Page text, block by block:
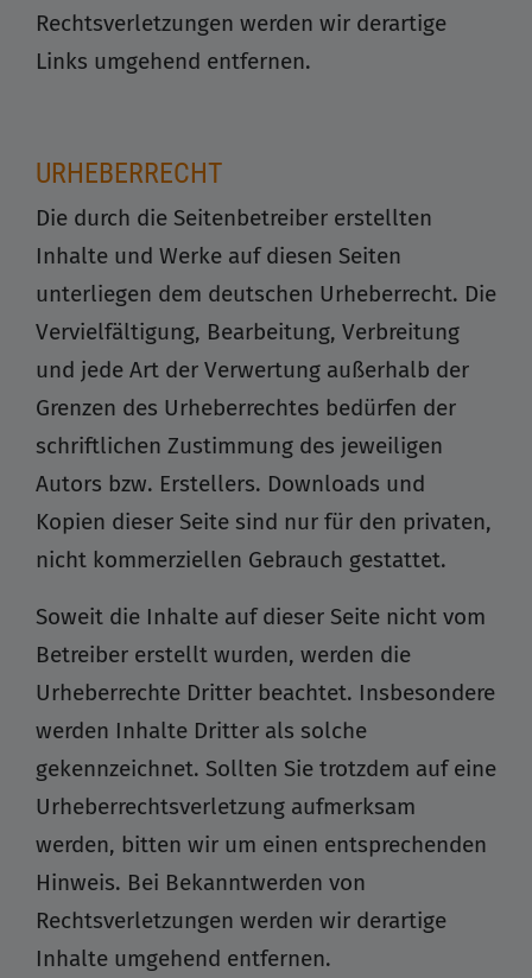
Rechtsverletzungen werden wir derartige
Links umgehend entfernen.
URHEBERRECHT
Die durch die Seitenbetreiber erstellten
Inhalte und Werke auf diesen Seiten
unterliegen dem deutschen Urheberrecht. Die
Vervielfältigung, Bearbeitung, Verbreitung
und jede Art der Verwertung außerhalb der
Grenzen des Urheberrechtes bedürfen der
schriftlichen Zustimmung des jeweiligen
Autors bzw. Erstellers. Downloads und
Kopien dieser Seite sind nur für den privaten,
nicht kommerziellen Gebrauch gestattet.
Soweit die Inhalte auf dieser Seite nicht vom
Betreiber erstellt wurden, werden die
Urheberrechte Dritter beachtet. Insbesondere
werden Inhalte Dritter als solche
gekennzeichnet. Sollten Sie trotzdem auf eine
Urheberrechtsverletzung aufmerksam
werden, bitten wir um einen entsprechenden
Hinweis. Bei Bekanntwerden von
Rechtsverletzungen werden wir derartige
Inhalte umgehend entfernen.